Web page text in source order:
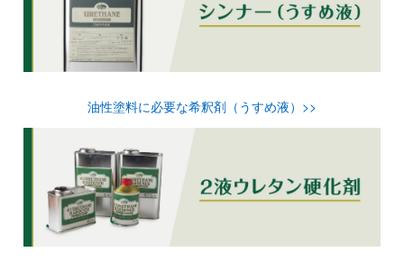
油性塗料に必要な希釈剤（うすめ液）>>